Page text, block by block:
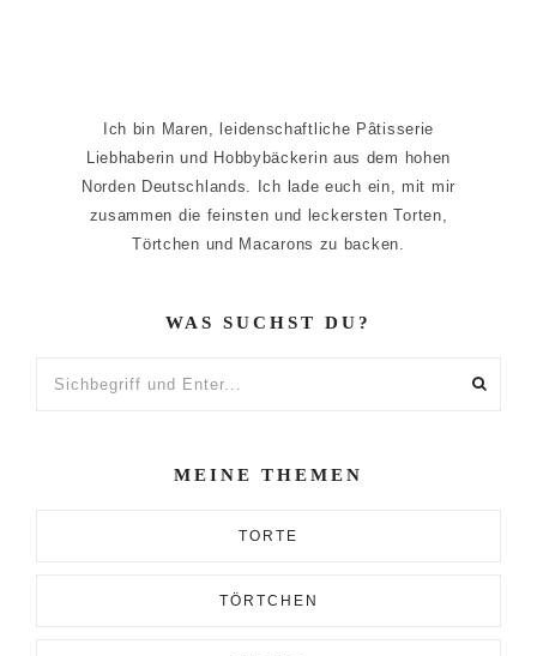
Ich bin Maren, leidenschaftliche Pâtisserie
Liebhaberin und Hobbybäckerin aus dem hohen
Norden Deutschlands. Ich lade euch ein, mit mir
zusammen die feinsten und leckersten Torten,
Törtchen und Macarons zu backen.
WAS SUCHST DU?
MEINE THEMEN
TORTE
TÖRTCHEN